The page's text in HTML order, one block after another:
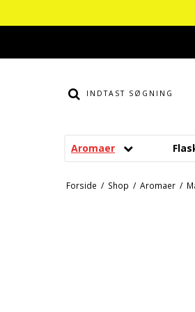
Aromaer
Forside / Shop / Aromaer /